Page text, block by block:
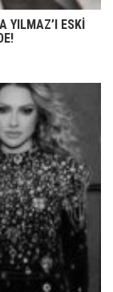
YILMAZ’I ESKİ